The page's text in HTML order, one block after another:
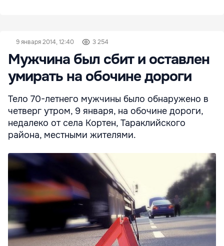
9 января 2014, 12:40 3 254
Мужчина был сбит и оставлен
умирать на обочине дороги
Тело 70-летнего мужчины было обнаружено в
четверг утром, 9 января, на обочине дороги,
недалеко от села Кортен, Тараклийского
района, местными жителями.